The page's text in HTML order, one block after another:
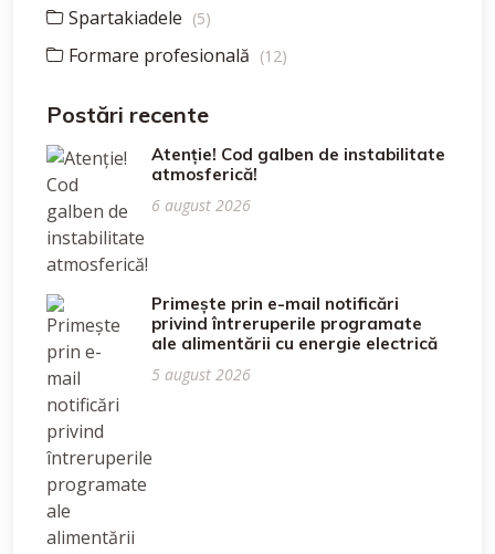
Spartakiadele (5)
Formare profesională (12)
Postări recente
Atenție! Cod galben de instabilitate
atmosferică!
6 august 2026
Primește prin e-mail notificări
privind întreruperile programate
ale alimentării cu energie electrică
5 august 2026